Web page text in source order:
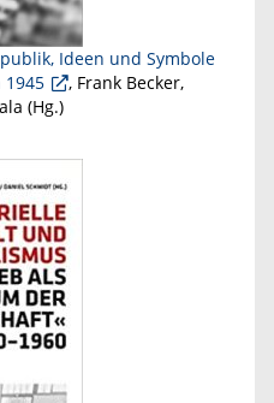
Ideen und Symbole
, Frank Becker,
(Hg.)